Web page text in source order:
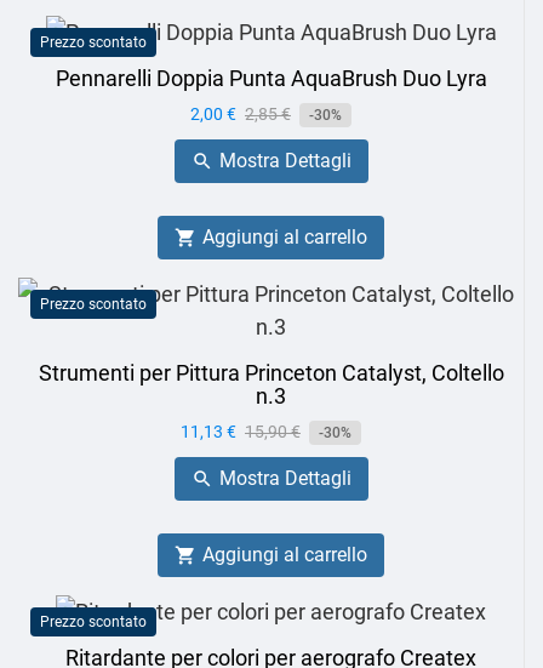
Prezzo scontato
Pennarelli Doppia Punta AquaBrush Duo Lyra
Prezzo
2,00 € Prezzo
base
2,85 € -30%
 Mostra Dettagli
 Aggiungi al carrello
Prezzo scontato
Strumenti per Pittura Princeton Catalyst, Coltello
n.3
Prezzo
11,13 € Prezzo
base
15,90 € -30%
 Mostra Dettagli
 Aggiungi al carrello
Prezzo scontato
Ritardante per colori per aerografo Createx